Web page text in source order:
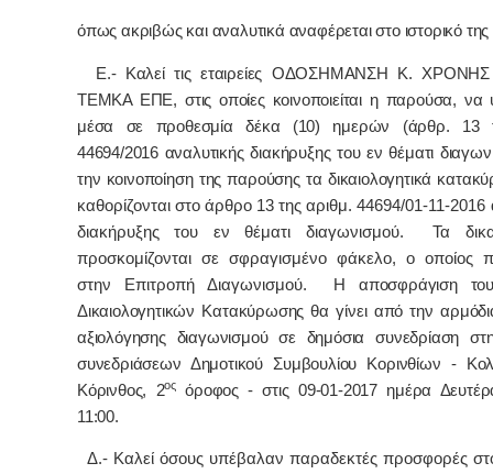
όπως ακριβώς και αναλυτικά αναφέρεται στο ιστορικό
Ε.- Καλεί τις εταιρείες ΟΔΟΣΗΜΑΝΣΗ Κ.
ΤΕΜΚΑ ΕΠΕ, στις οποίες κοινοποιείται η παρούσα, να
μέσα σε προθεσμία δέκα (10) ημερών (άρθρ. 13
44694/2016 αναλυτικής διακήρυξης του εν θέματι
την κοινοποίηση της παρούσης τα δικαιολογητικά
καθορίζονται στο άρθρο 13 της αριθμ. 44694/01-11-2016
διακήρυξης του εν θέματι διαγωνισμού.Τα
προσκομίζονται σε σφραγισμένο φάκελο, ο οποίος
στην Επιτροπή Διαγωνισμού.
Η αποσφράγιση
Δικαιολογητικών Κατακύρωσης θα γίνει από την
αξιολόγησης διαγωνισμού σε δημόσια συνεδρίαση
συνεδριάσεων Δημοτικού Συμβουλίου Κορινθίων -
Κόρινθος, 2οςόροφος - στις 09-01-2017 ημέρα
11:00.
Δ.- Καλεί όσους υπέβαλαν παραδεκτές προσφορές